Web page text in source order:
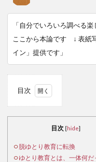
「自分でいろいろ調べる楽
ここから本論です ↓ 表紙
イン」提供です」
目次
育に
転換
目次 [hide]
脱ゆとり教育に転換
ゆとり教育とは、一体何だ